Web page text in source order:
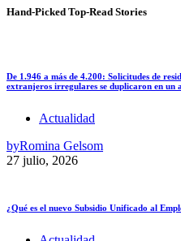
Hand-Picked Top-Read Stories
De 1.946 a más de 4.200: Solicitudes de
extranjeros irregulares se duplicaron en un
Actualidad
byRomina Gelsom
27 julio, 2026
¿Qué es el nuevo Subsidio Unificado al